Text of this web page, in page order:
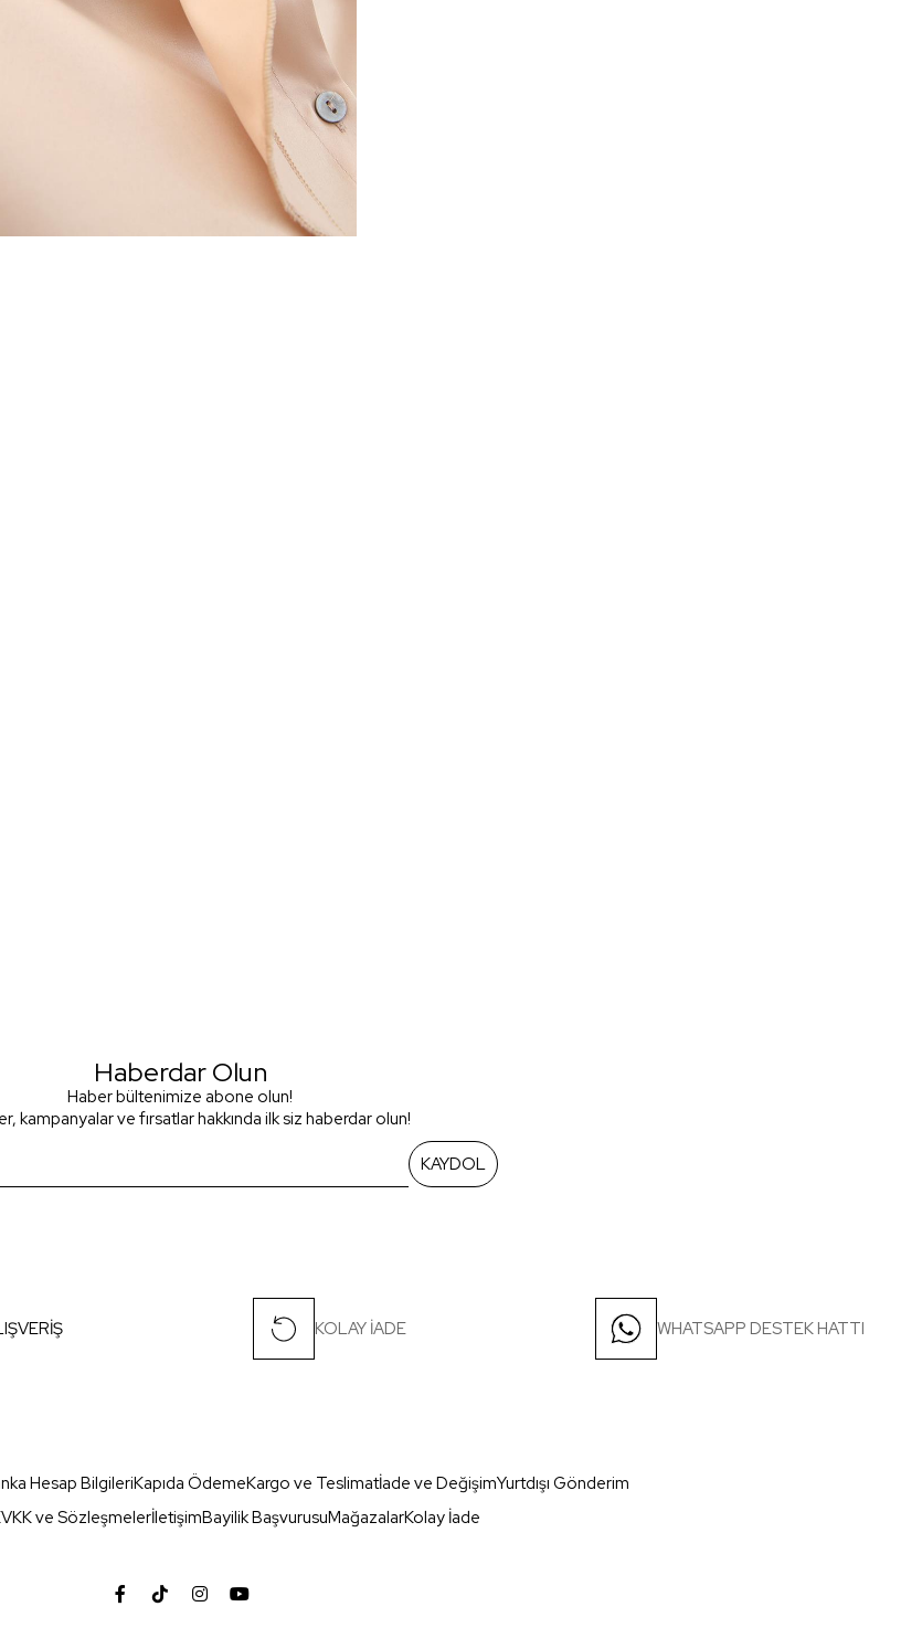
Haberdar Olun
Haber bültenimize abone olun!
kampanyalar ve fırsatlar hakkında ilk siz haberdar olun!
KAYDOL
KOLAY İADE WHATSAPP DESTEK HATTI
Hesap BilgileriKapıda ÖdemeKargo ve Teslimatİade ve DeğişimYurtdışı Gönderim
ve SözleşmelerİletişimBayilik BaşvurusuMağazalarKolay İade